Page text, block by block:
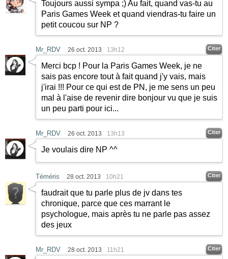
Toujours aussi sympa ;)Au fait, quand vas-tu au
Paris Games Week et quand viendras-tu faire un
petit coucou sur NP ?
Mr_RDV 26 oct. 2013 13h12 Citer
Merci bcp ! Pour la Paris Games Week, je ne
sais pas encore tout à fait quand j'y vais, mais
j'irai !!! Pour ce qui est de PN, je me sens un peu
mal à l'aise de revenir dire bonjour vu que je suis
un peu parti pour ici...
Mr_RDV 26 oct. 2013 13h13 Citer
Je voulais dire NP ^^
Téméris 28 oct. 2013 10h21 Citer
faudrait que tu parle plus de jv dans tes
chronique, parce que ces marrant le
psychologue, mais après tu ne parle pas assez
des jeux
Mr_RDV 28 oct. 2013 11h21 Citer